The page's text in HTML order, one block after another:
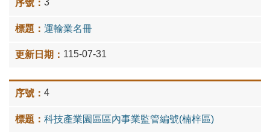
3
運輸業名冊
115-07-31
4
科技產業園區區內事業監管編號(楠梓區)